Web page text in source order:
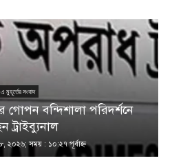
এ মুহূর্তের সংবাদ
বন্দিশালা পরিদর্শনে
ট্রাইব্যুনাল
২০২৬; সময় : ১০:২৭ পূর্বাহ্ণ